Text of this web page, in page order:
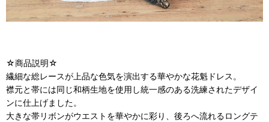
☆商品説明☆
繊細な総レースが上品な色気を演出する華やかな花魁ドレス。
襟元と帯には同じ和柄生地を使用し統一感のある洗練されたデザイ
ンに仕上げました。
大きな帯リボンがウエストを華やかに彩り、後ろへ流れるロングテ